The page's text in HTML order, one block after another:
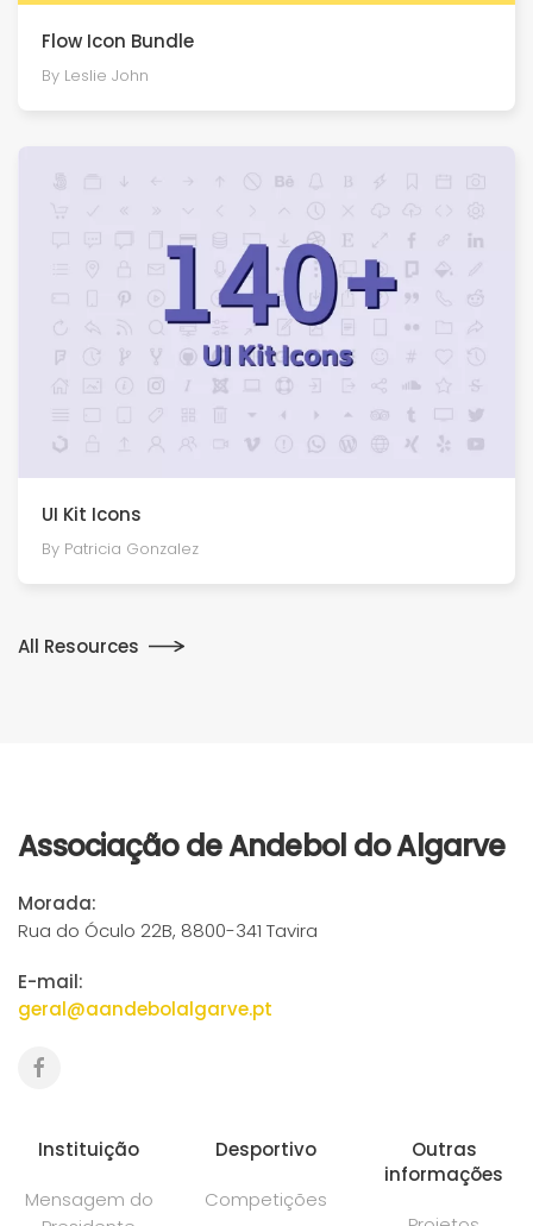
Flow Icon Bundle
By Leslie John
UI Kit Icons
By Patricia Gonzalez
All Resources
Associação de Andebol do Algarve
Morada:
Rua do Óculo 22B, 8800-341 Tavira
E-mail:
geral@aandebolalgarve.pt
Instituição
Mensagem do
Desportivo
Competições
Outras
informações